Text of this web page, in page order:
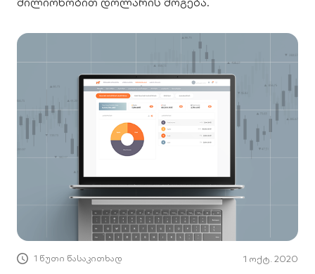
1 წუთი წასაკითხად 1 ოქტ. 2020